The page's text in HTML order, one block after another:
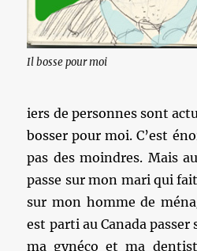
Il bosse pour moi
iers de personnes sont
bosser pour moi. C’est
pas des moindres. Mais
passe sur mon mari qui
sur mon homme de
est parti au Canada passer
ma gynéco et ma